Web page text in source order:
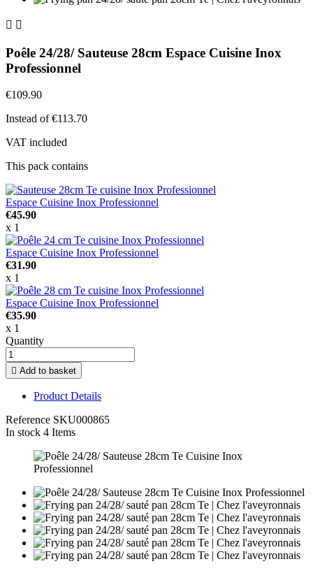
 
Poêle 24/28/ Sauteuse 28cm Espace Cuisine Inox
Professionnel
€109.90
Instead of €113.70
VAT included
This pack contains
Espace Cuisine Inox Professionnel
€45.90
x 1
Espace Cuisine Inox Professionnel
€31.90
x 1
Espace Cuisine Inox Professionnel
€35.90
x 1
Quantity
 Add to basket
Product Details
Reference SKU000865
In stock 4 Items